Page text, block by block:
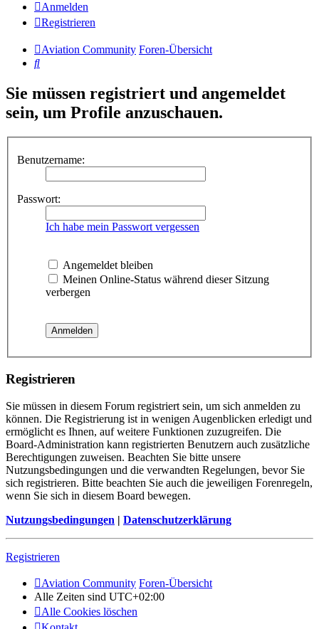
Anmelden
Registrieren
Aviation Community Foren-Übersicht
Suche
Sie müssen registriert und angemeldet
sein, um Profile anzuschauen.
Benutzername:
Passwort:
Ich habe mein Passwort vergessen
Angemeldet bleiben
Meinen Online-Status während dieser Sitzung
verbergen
Registrieren
Sie müssen in diesem Forum registriert sein, um sich anmelden zu
können. Die Registrierung ist in wenigen Augenblicken erledigt und
ermöglicht es Ihnen, auf weitere Funktionen zuzugreifen. Die
Board-Administration kann registrierten Benutzern auch zusätzliche
Berechtigungen zuweisen. Beachten Sie bitte unsere
Nutzungsbedingungen und die verwandten Regelungen, bevor Sie
sich registrieren. Bitte beachten Sie auch die jeweiligen Forenregeln,
wenn Sie sich in diesem Board bewegen.
Nutzungsbedingungen | Datenschutzerklärung
Registrieren
Aviation Community Foren-Übersicht
Alle Zeiten sind UTC+02:00
Alle Cookies löschen